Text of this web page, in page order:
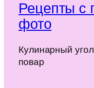
Рецепты с
фото
Кулинарный
повар